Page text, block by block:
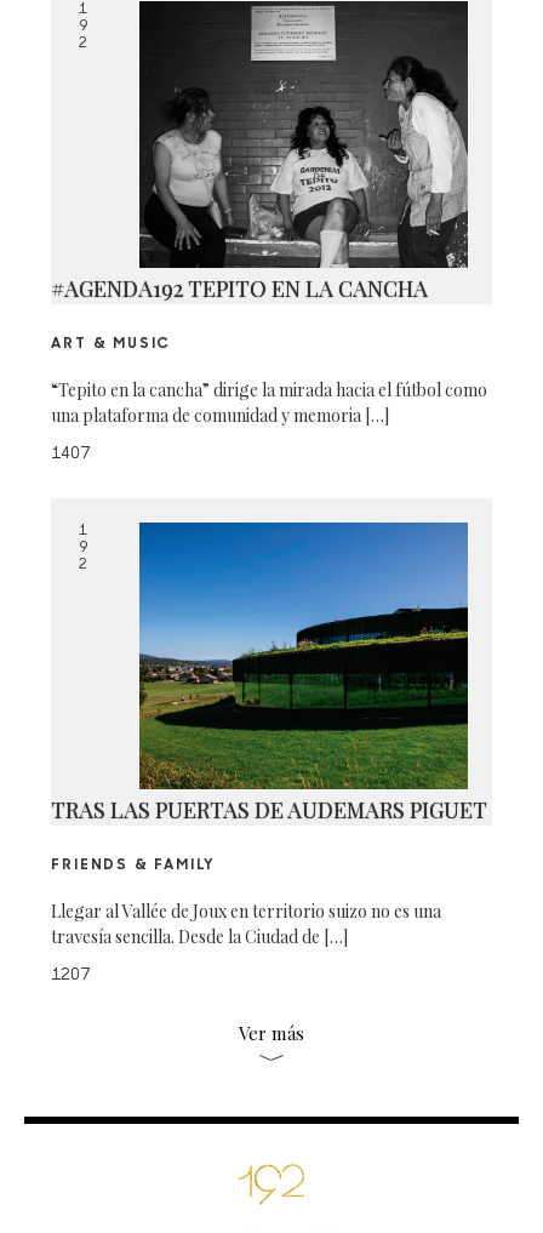
1
9
2
#AGENDA192 TEPITO EN LA CANCHA
ART & MUSIC
“Tepito en la cancha” dirige la mirada hacia el fútbol como
una plataforma de comunidad y memoria […]
1407
1
9
2
TRAS LAS PUERTAS DE AUDEMARS PIGUET
FRIENDS & FAMILY
Llegar al Vallée de Joux en territorio suizo no es una
travesía sencilla. Desde la Ciudad de […]
1207
Ver más